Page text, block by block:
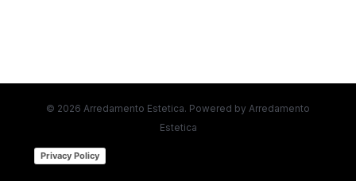
© 2026 Arredamento Estetica. Powered by Arredamento
Estetica
Privacy Policy